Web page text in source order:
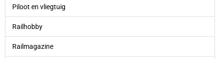
Piloot en vliegtuig
Railhobby
Railmagazine